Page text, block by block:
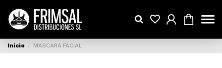
Inicio MASCARA FACIAL